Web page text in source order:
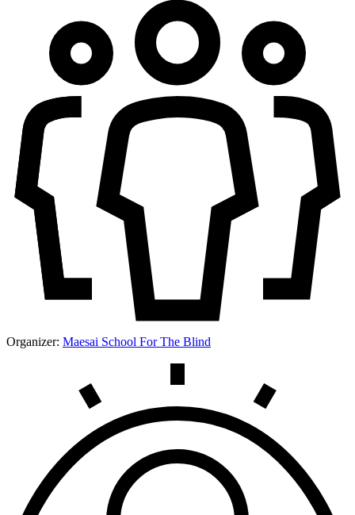
Organizer: Maesai School For The Blind